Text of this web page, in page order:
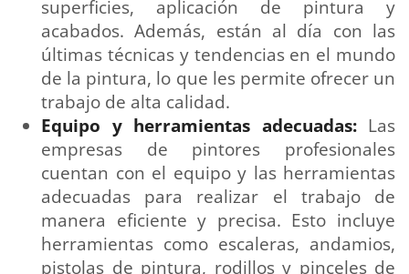
superficies, aplicación de pintura y
acabados. Además, están al día con las
últimas técnicas y tendencias en el mundo
de la pintura, lo que les permite ofrecer un
trabajo de alta calidad.
Equipo y herramientas adecuadas:Las
empresas de pintores profesionales
cuentan con el equipo y las herramientas
adecuadas para realizar el trabajo de
manera eficiente y precisa. Esto incluye
herramientas como escaleras, andamios,
pistolas de pintura, rodillos y pinceles de